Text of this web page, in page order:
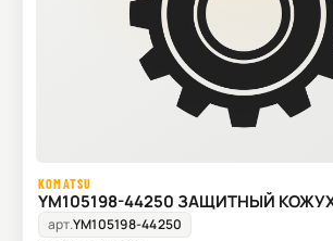
KOMATSU
YM105198-44250 ЗАЩИТНЫЙ
арт.YM105198-44250